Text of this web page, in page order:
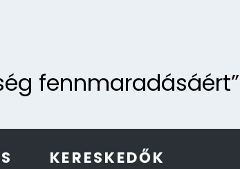
fennmaradásáért”
KERESKEDŐK